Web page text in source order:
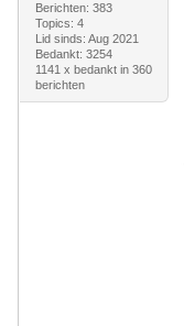
Berichten: 383
Topics: 4
Lid sinds: Aug 2021
Bedankt: 3254
1141 x bedankt in 360
berichten